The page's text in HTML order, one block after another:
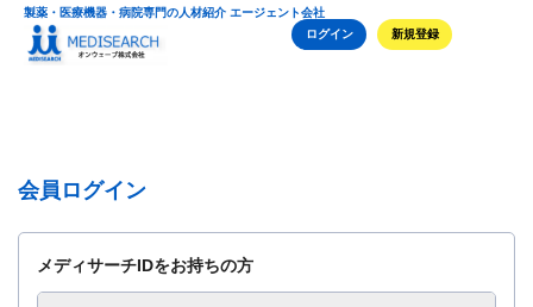
製薬・医療機器・病院専門の人材紹介 エージェント会社
ログイン
新規登録
会員ログイン
メディサーチIDをお持ちの方